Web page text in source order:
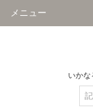
メニュー
いかな